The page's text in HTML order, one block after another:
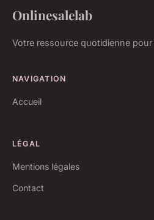
Onlinesalelab
Votre ressource quotidienne
NAVIGATION
Accueil
LÉGAL
Mentions légales
Contact